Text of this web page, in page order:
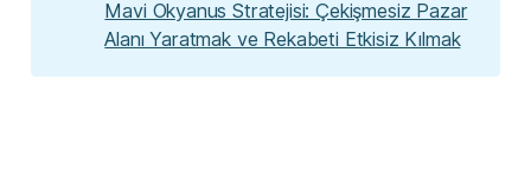
Mavi Okyanus Stratejisi: Çekişmesiz Pazar
Alanı Yaratmak ve Rekabeti Etkisiz Kılmak